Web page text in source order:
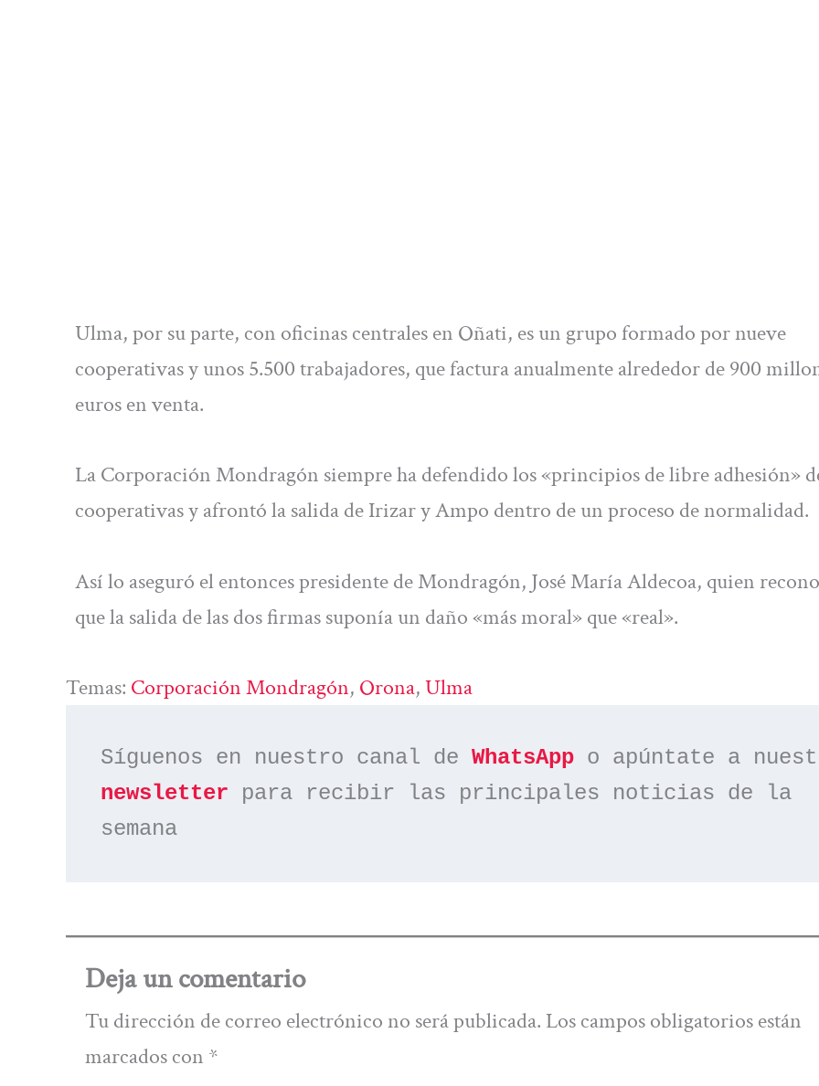
Ulma, por su parte, con oficinas centrales en Oñati, es un grupo formado por nueve
cooperativas y unos 5.500 trabajadores, que factura anualmente alrededor de 900
euros en venta.
La Corporación Mondragón siempre ha defendido los «principios de libre adhesión»
cooperativas y afrontó la salida de Irizar y Ampo dentro de un proceso de normalidad.
Así lo aseguró el entonces presidente de Mondragón, José María Aldecoa, quien
que la salida de las dos firmas suponía un daño «más moral» que «real».
Temas: Corporación Mondragón, Orona, Ulma
Síguenos en nuestro canal de WhatsApp
newsletter para recibir las principales noticias de la
semana
Deja un comentario
Tu dirección de correo electrónico no será publicada. Los campos obligatorios están
marcados con *